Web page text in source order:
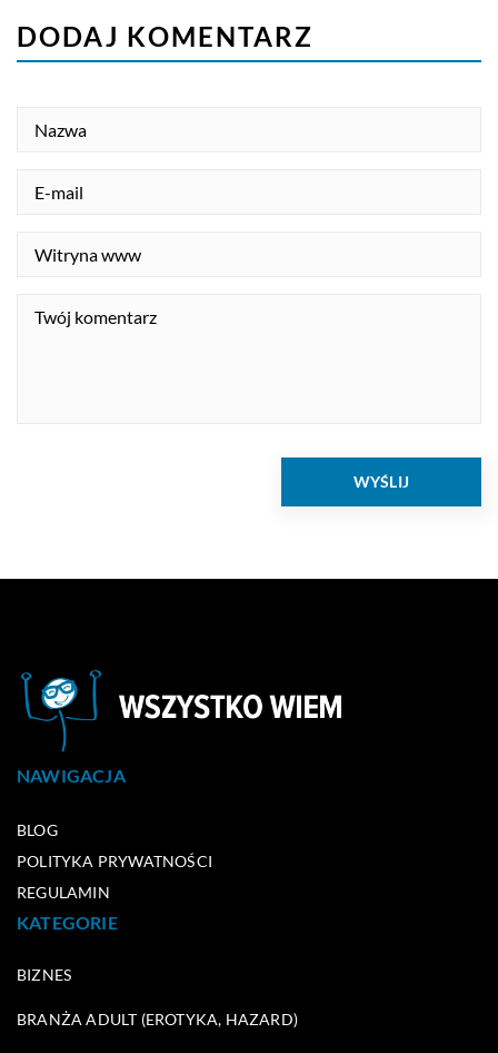
DODAJ KOMENTARZ
NAWIGACJA
BLOG
POLITYKA PRYWATNOŚCI
REGULAMIN
KATEGORIE
BIZNES
BRANŻA ADULT (EROTYKA, HAZARD)